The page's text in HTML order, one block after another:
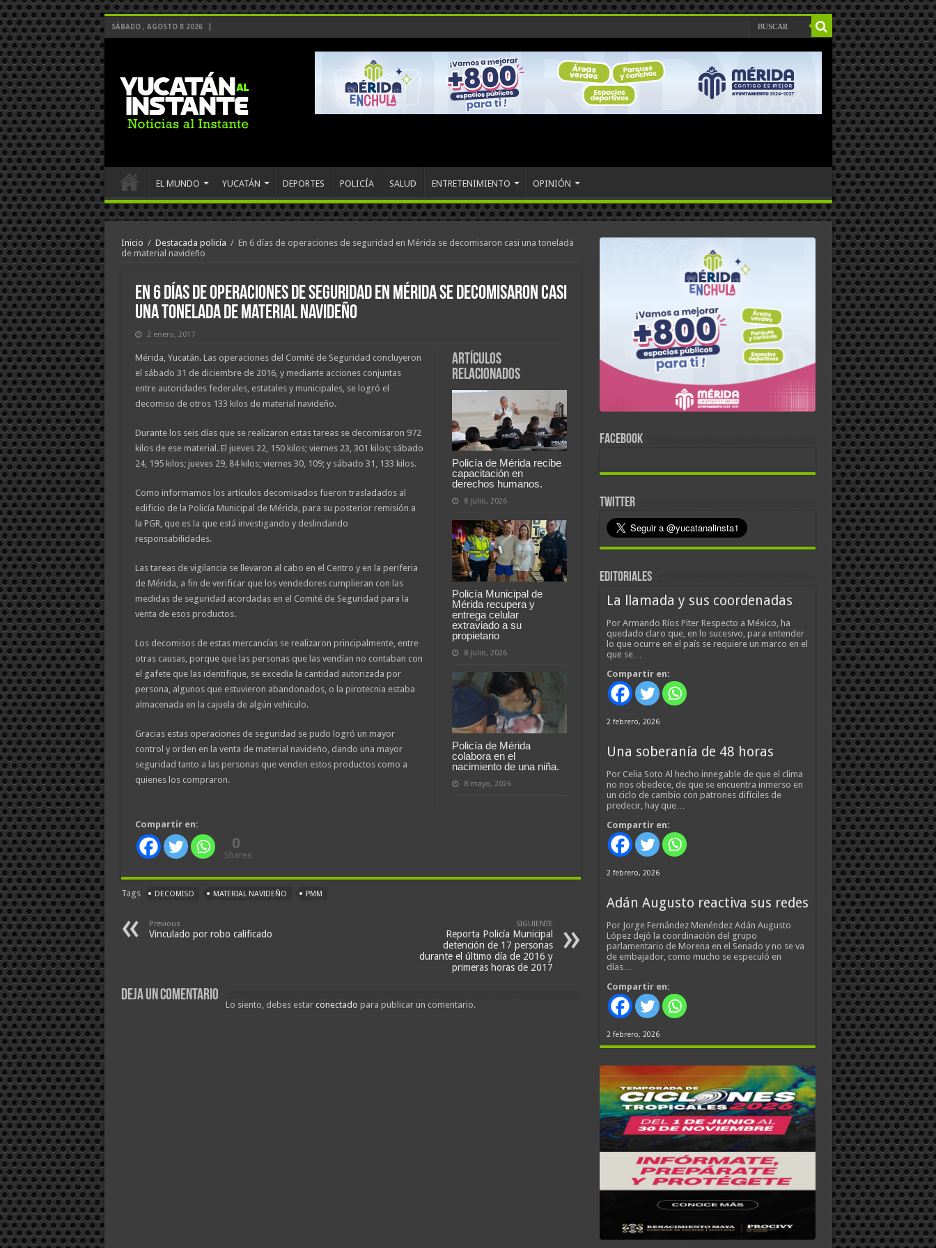
SÁBADO , AGOSTO 8 2026
EL MUNDO YUCATÁN DEPORTES POLICÍA SALUD ENTRETENIMIENTO OPINIÓN
Inicio / Destacada policía / En 6 días de operaciones de seguridad en Mérida se decomisaron casi una tonelada
de material navideño
En 6 días de operaciones de seguridad en Mérida se decomisaron casi
una tonelada de material navideño
2 enero, 2017
Artículos
relacionados
Policía de Mérida recibe
capacitación en
derechos humanos.
8 julio, 2026
Policía Municipal de
Mérida recupera y
entrega celular
extraviado a su
propietario
8 julio, 2026
Policía de Mérida
colabora en el
nacimiento de una niña.
8 mayo, 2026
Mérida, Yucatán. Las operaciones del Comité de Seguridad concluyeron
el sábado 31 de diciembre de 2016, y mediante acciones conjuntas
entre autoridades federales, estatales y municipales, se logró el
decomiso de otros 133 kilos de material navideño.
Durante los seis días que se realizaron estas tareas se decomisaron 972
kilos de ese material. El jueves 22, 150 kilos; viernes 23, 301 kilos; sábado
24, 195 kilos; jueves 29, 84 kilos; viernes 30, 109; y sábado 31, 133 kilos.
Como informamos los artículos decomisados fueron trasladados al
edificio de la Policía Municipal de Mérida, para su posterior remisión a
la PGR, que es la que está investigando y deslindando
responsabilidades.
Las tareas de vigilancia se llevaron al cabo en el Centro y en la periferia
de Mérida, a fin de verificar que los vendedores cumplieran con las
medidas de seguridad acordadas en el Comité de Seguridad para la
venta de esos productos.
Los decomisos de estas mercancías se realizaron principalmente, entre
otras causas, porque que las personas que las vendían no contaban con
el gafete que las identifique, se excedía la cantidad autorizada por
persona, algunos que estuvieron abandonados, o la pirotecnia estaba
almacenada en la cajuela de algún vehículo.
Gracias estas operaciones de seguridad se pudo logró un mayor
control y orden en la venta de material navideño, dando una mayor
seguridad tanto a las personas que venden estos productos como a
quienes los compraron.
Compartir en:
0
Shares
Tags DECOMISO MATERIAL NAVIDEÑO PMM
Previous
Vinculado por robo calificado
SIGUIENTE
Reporta Policía Municipal
detención de 17 personas
durante el último día de 2016 y
primeras horas de 2017
Deja un comentario
Lo siento, debes estar conectado para publicar un comentario.
FACEBOOK
TWITTER
EDITORIALES
La llamada y sus coordenadas
Por Armando Ríos Piter Respecto a México, ha
quedado claro que, en lo sucesivo, para entender
lo que ocurre en el país se requiere un marco en el
que se…
Compartir en:
2 febrero, 2026
Una soberanía de 48 horas
Por Celia Soto Al hecho innegable de que el clima
no nos obedece, de que se encuentra inmerso en
un ciclo de cambio con patrones difíciles de
predecir, hay que…
Compartir en:
2 febrero, 2026
Adán Augusto reactiva sus redes
Por Jorge Fernández Menéndez Adán Augusto
López dejó la coordinación del grupo
parlamentario de Morena en el Senado y no se va
de embajador, como mucho se especuló en
días…
Compartir en:
2 febrero, 2026